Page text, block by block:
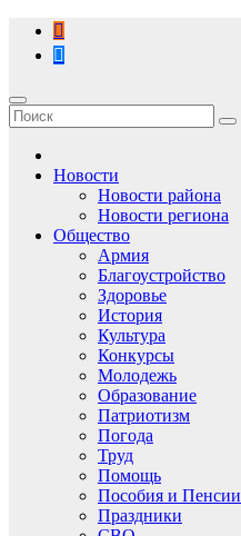
Перейти
содержимому
Новости
Новости района
Новости региона
Общество
Армия
Благоустройство
Здоровье
История
Культура
Конкурсы
Молодежь
Образование
Патриотизм
Погода
Труд
Помощь
Пособия и Пенсии
Праздники